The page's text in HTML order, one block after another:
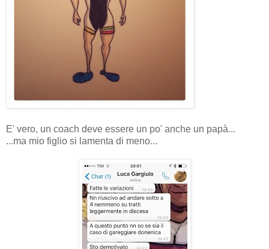
E' vero, un coach deve essere un po' anche un papà...
...ma mio figlio si lamenta di meno...